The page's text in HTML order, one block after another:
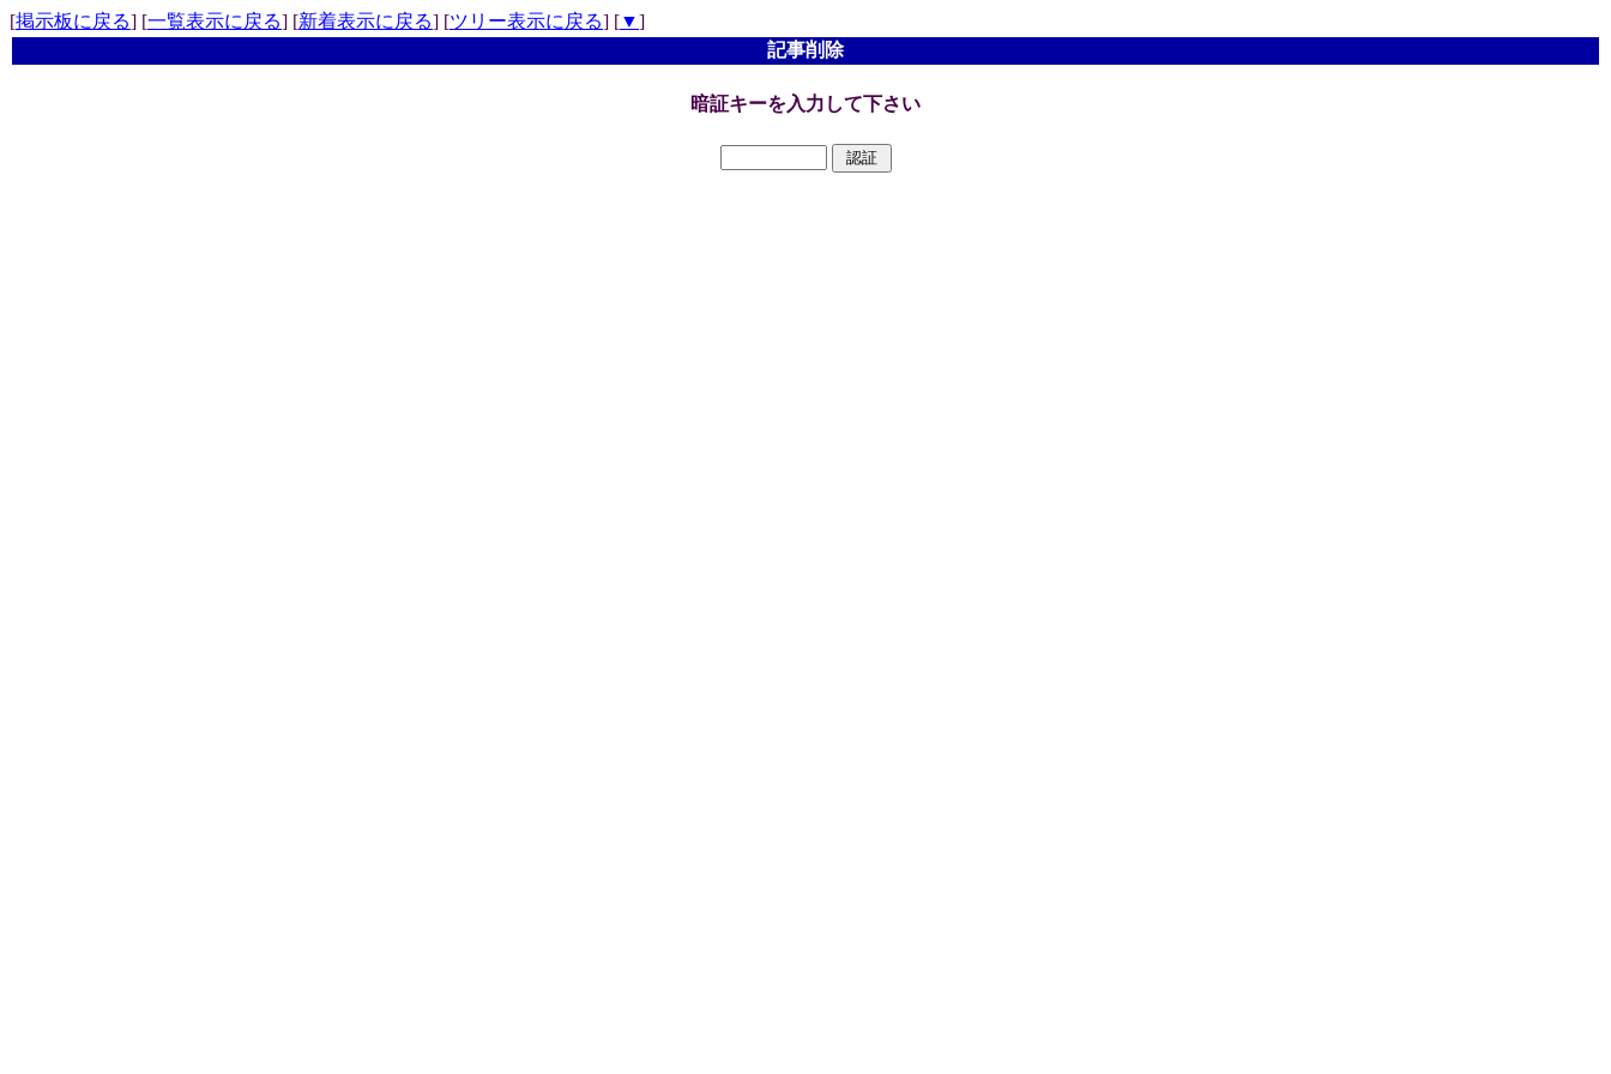
[掲示板に戻る] [一覧表示に戻る] [新着表示に戻る] [ツリー表示に戻る] [▼]
記事削除
暗証キーを入力して下さい